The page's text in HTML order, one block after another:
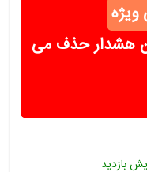
ویژه
هشدار حذف می
بازدید